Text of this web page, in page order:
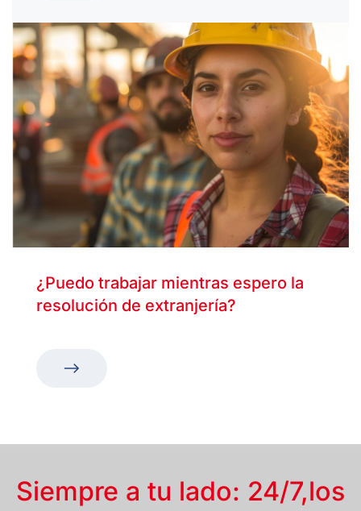
¿Puedo trabajar mientras espero la
resolución de extranjería?
Siempre a tu lado: 24/7,los